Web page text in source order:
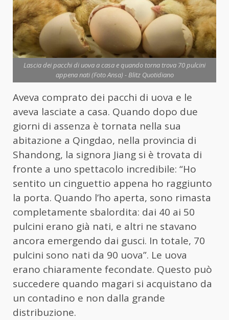
Lascia dei pacchi di uova a casa e quando torna trova 70 pulcini
appena nati (Foto Ansa) - Blitz Quotidiano
Aveva comprato dei pacchi di uova e le
aveva lasciate a casa. Quando dopo due
giorni di assenza è tornata nella sua
abitazione a Qingdao, nella provincia di
Shandong, la signora Jiang si è trovata di
fronte a uno spettacolo incredibile: “Ho
sentito un cinguettio appena ho raggiunto
la porta. Quando l’ho aperta, sono rimasta
completamente sbalordita: dai 40 ai 50
pulcini erano già nati, e altri ne stavano
ancora emergendo dai gusci. In totale, 70
pulcini sono nati da 90 uova”. Le uova
erano chiaramente fecondate. Questo può
succedere quando magari si acquistano da
un contadino e non dalla grande
distribuzione.